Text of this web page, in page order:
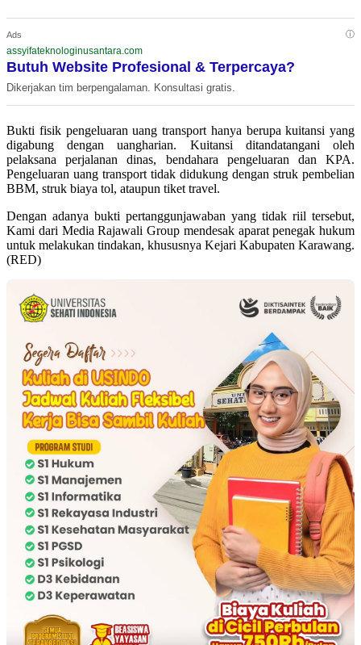
Ads ⓘ
assyifateknologinusantara.com
Butuh Website Profesional & Terpercaya?
Dikerjakan tim berpengalaman. Konsultasi gratis.
Bukti fisik pengeluaran uang transport hanya berupa kuitansi yang
digabung dengan uangharian. Kuitansi ditandatangani oleh
pelaksana perjalanan dinas, bendahara pengeluaran dan KPA.
Pengeluaran uang transport tidak didukung dengan struk pembelian
BBM, struk biaya tol, ataupun tiket travel.
Dengan adanya bukti pertanggunjawaban yang tidak riil tersebut,
Kami dari Media Rajawali Group mendesak aparat penegak hukum
untuk melakukan tindakan, khususnya Kejari Kabupaten Karawang.
(RED)